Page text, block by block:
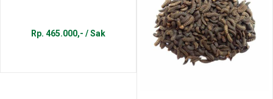
Rp. 465.000,- / Sak